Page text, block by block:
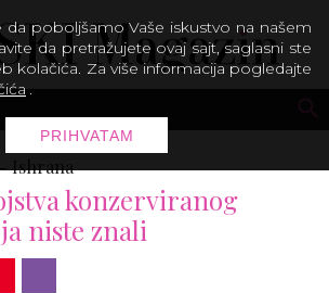
Ishrana
konzerviranog
niste znali
da poboljšamo Vaše iskustvo na našem
da pretražujete ovaj sajt, saglasni ste
kolačića. Za više informacija pogledajte
.
PRIHVATAM